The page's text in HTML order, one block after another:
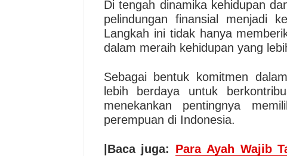
Di tengah dinamika kehidupan
pelindungan finansial menjadi
Langkah ini tidak hanya
dalam meraih kehidupan yang
Sebagai bentuk komitmen
lebih berdaya untuk
menekankan pentingnya
perempuan di Indonesia.
|Baca juga: Para Ayah Wajib